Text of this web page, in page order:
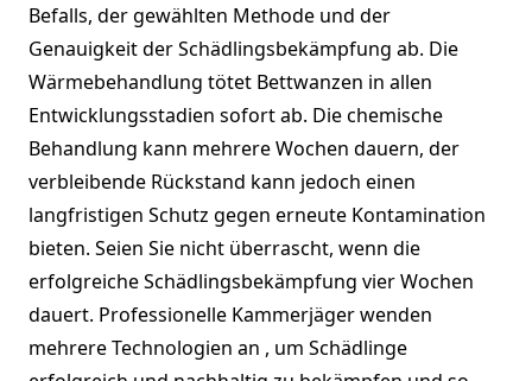
Befalls, der gewählten Methode und der
Genauigkeit der Schädlingsbekämpfung ab. Die
Wärmebehandlung tötet Bettwanzen in allen
Entwicklungsstadien sofort ab. Die chemische
Behandlung kann mehrere Wochen dauern, der
verbleibende Rückstand kann jedoch einen
langfristigen Schutz gegen erneute Kontamination
bieten. Seien Sie nicht überrascht, wenn die
erfolgreiche Schädlingsbekämpfung vier Wochen
dauert. Professionelle Kammerjäger wenden
mehrere Technologien an , um Schädlinge